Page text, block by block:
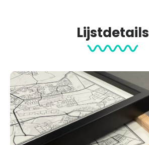
Lijstdetails